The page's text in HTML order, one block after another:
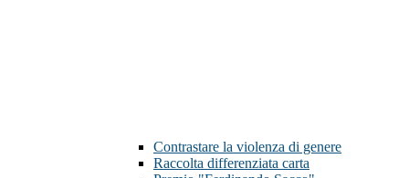
Contrastare la violenza di genere
Raccolta differenziata carta